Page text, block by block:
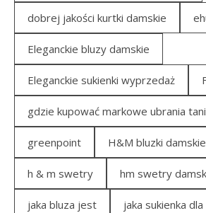
dobrej jakości kurtki damskie
Eleganckie bluzy damskie
Eleganckie sukienki wyprzedaż
gdzie kupować markowe ubrania
greenpoint H&M bluzki
h & m swetry hm swetry
jaka bluza jest jaka sukienka dla